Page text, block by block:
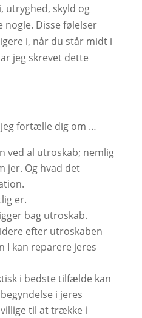
utryghed, skyld og
Disse følelser
i, når du står midt i
jeg skrevet dette
fortælle dig om …
ved al utroskab; nemlig
jer. Og hvad det
er.
bag utroskab.
efter utroskaben
I kan reparere jeres
i bedste tilfælde kan
i jeres
til at trække i